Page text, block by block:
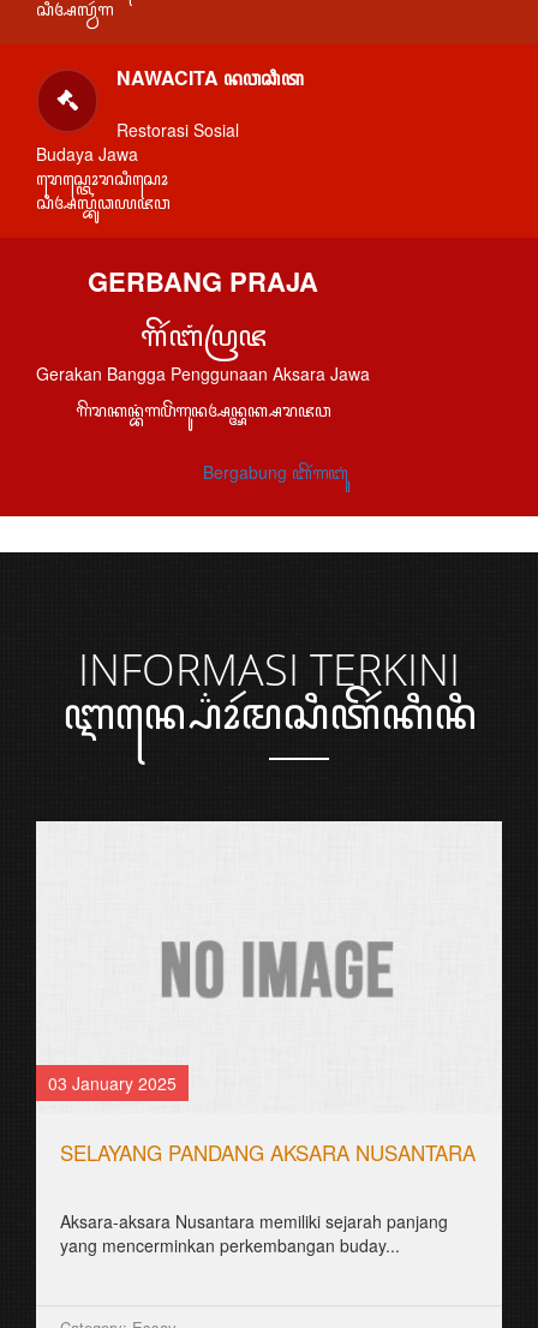
ꦱꦶꦄꦭ꧀ꦮꦂꦒ
NAWACITA ꦤꦮꦕꦶꦠ
Restorasi Sosial
Budaya Jawa
ꦫꦺꦱ꧀ꦠꦺꦴꦫꦱꦶꦱꦺꦴ
ꦱꦶꦄꦭ꧀ꦧꦸꦣꦪꦗꦮ
GERBANG PRAJA
ꦒꦼꦂꦧꦁꦥꦿꦗ
Gerakan Bangga Penggunaan Aksara Jawa
ꦒꦼꦫꦏꦤ꧀ꦧꦁꦒꦥꦼꦁꦒꦸꦤꦄꦤ꧀ꦄꦏ꧀ꦱꦫꦗꦮ
Bergabung ꦧꦼꦂꦒꦧꦸꦁ
INFORMASI TERKINI
ꦆꦤ꧀ꦥ꦳ꦺꦴꦂꦩꦱꦶꦠꦼꦂꦏꦶꦤꦶ
03 January 2025
SELAYANG PANDANG AKSARA NUSANTARA
Aksara-aksara Nusantara memiliki sejarah panjang
yang mencerminkan perkembangan buday...